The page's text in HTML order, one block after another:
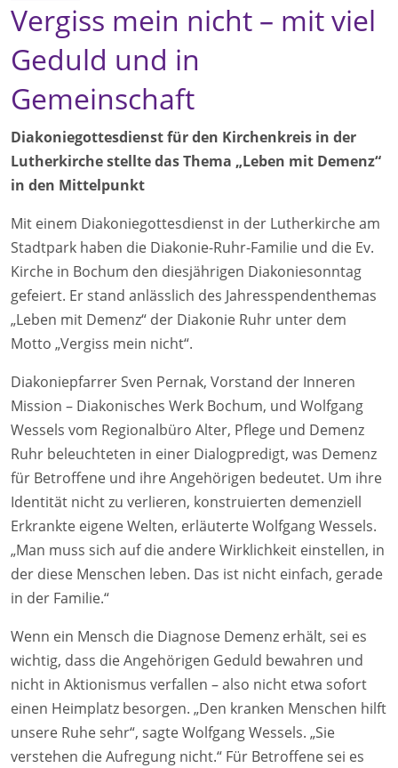
Vergiss mein nicht – mit viel
Geduld und in
Gemeinschaft
Diakoniegottesdienst für den Kirchenkreis in der
Lutherkirche stellte das Thema „Leben mit Demenz“
in den Mittelpunkt
Mit einem Diakoniegottesdienst in der Lutherkirche am
Stadtpark haben die Diakonie-Ruhr-Familie und die Ev.
Kirche in Bochum den diesjährigen Diakoniesonntag
gefeiert. Er stand anlässlich des Jahresspendenthemas
„Leben mit Demenz“ der Diakonie Ruhr unter dem
Motto „Vergiss mein nicht“.
Diakoniepfarrer Sven Pernak, Vorstand der Inneren
Mission – Diakonisches Werk Bochum, und Wolfgang
Wessels vom Regionalbüro Alter, Pflege und Demenz
Ruhr beleuchteten in einer Dialogpredigt, was Demenz
für Betroffene und ihre Angehörigen bedeutet. Um ihre
Identität nicht zu verlieren, konstruierten demenziell
Erkrankte eigene Welten, erläuterte Wolfgang Wessels.
„Man muss sich auf die andere Wirklichkeit einstellen, in
der diese Menschen leben. Das ist nicht einfach, gerade
in der Familie.“
Wenn ein Mensch die Diagnose Demenz erhält, sei es
wichtig, dass die Angehörigen Geduld bewahren und
nicht in Aktionismus verfallen – also nicht etwa sofort
einen Heimplatz besorgen. „Den kranken Menschen hilft
unsere Ruhe sehr“, sagte Wolfgang Wessels. „Sie
verstehen die Aufregung nicht.“ Für Betroffene sei es